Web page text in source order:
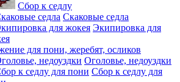
Сбор к седлу
Скаковые седла
Экипировка для
для пони, жеребят, осликов
Оголовье, недоуздки
Сбор к седлу для